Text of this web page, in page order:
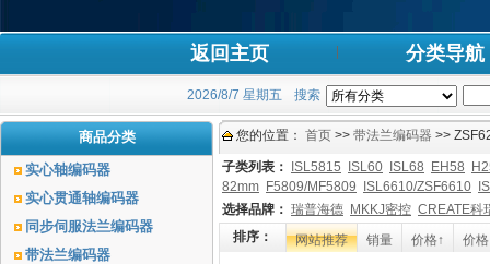
返回主页 分类导航
2026/8/7 星期五 搜索
商品分类
实心轴编码器
实心贯通轴编码器
同步伺服法兰编码器
带法兰编码器
您的位置： 首页 >> 带法兰编码器 >>
子类列表： ISL5815 ISL60 ISL68 EH58
82mm F5809/MF5809 ISL6610/ZSF6610
选择品牌： 瑞普海德 MKKJ密控 CREATE科
排序：
网站推荐 销量 价格↑ 价